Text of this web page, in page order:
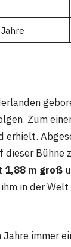
Zum
erhielt.
Bühne
1,88 m groß
in der
immer